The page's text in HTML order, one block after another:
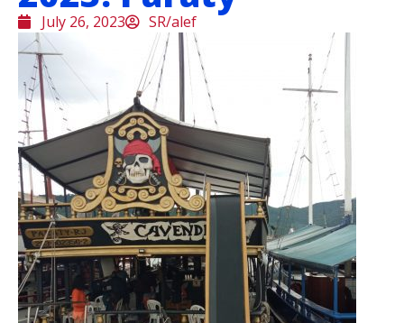
July 26, 2023 SR/alef